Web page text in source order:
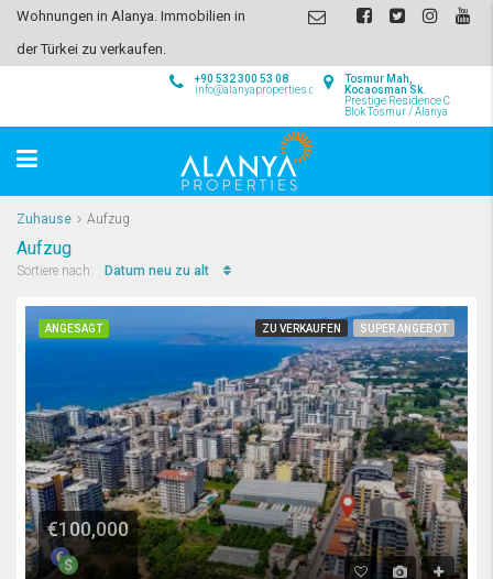
Wohnungen in Alanya. Immobilien in
der Türkei zu verkaufen.
Tosmur Mah,
Kocaosman Sk.
Prestige Residence C
Blok Tosmur / Alanya
+90 532 300 53 08
info@alanyaproperties.com
Zuhause Aufzug
Aufzug
Sortiere nach: Datum neu zu alt
ANGESAGT ZU VERKAUFEN SUPER ANGEBOT
€100,000